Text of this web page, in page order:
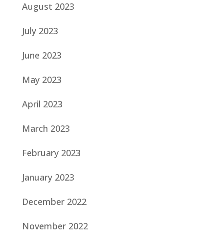
August 2023
July 2023
June 2023
May 2023
April 2023
March 2023
February 2023
January 2023
December 2022
November 2022